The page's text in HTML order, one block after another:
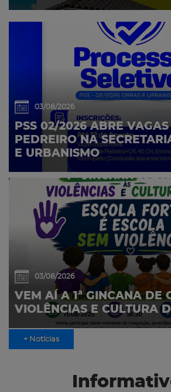
03/08/2026
PSS 02/2026 ABRE
PEDREIRO NA
E URBANISMO
03/08/2026
VEM AÍ A 1ª GINCANA DE
VIOLÊNCIAS E CULTURA
+ Notícias